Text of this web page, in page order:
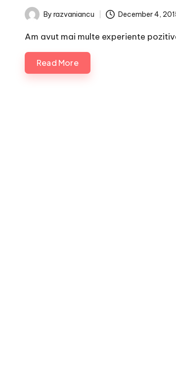
PostedBy razvaniancu December 4,
Am avut mai multe experiente
Read More